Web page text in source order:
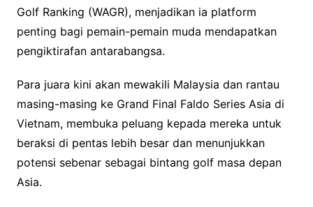
Golf Ranking (WAGR), menjadikan ia platform
penting bagi pemain-pemain muda mendapatkan
pengiktirafan antarabangsa.
Para juara kini akan mewakili Malaysia dan rantau
masing-masing ke Grand Final Faldo Series Asia di
Vietnam, membuka peluang kepada mereka untuk
beraksi di pentas lebih besar dan menunjukkan
potensi sebenar sebagai bintang golf masa depan
Asia.